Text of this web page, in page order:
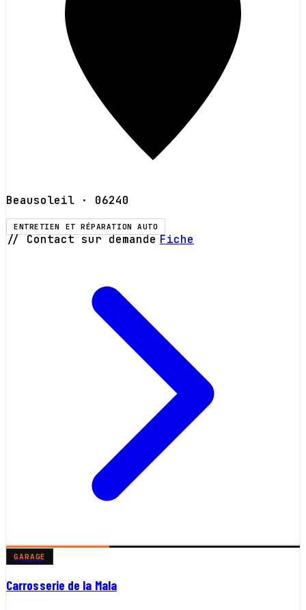
Beausoleil · 06240
ENTRETIEN ET RÉPARATION AUTO
// Contact sur demande Fiche
GARAGE
Carrosserie de la Mala